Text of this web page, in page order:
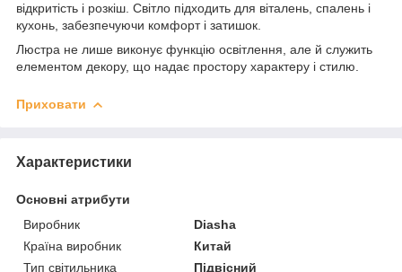
відкритість і розкіш. Світло підходить для віталень, спалень і
кухонь, забезпечуючи комфорт і затишок.
Люстра не лише виконує функцію освітлення, але й служить
елементом декору, що надає простору характеру і стилю.
Приховати
Характеристики
Основні атрибути
Виробник
Diasha
Країна виробник
Китай
Тип світильника
Підвісний